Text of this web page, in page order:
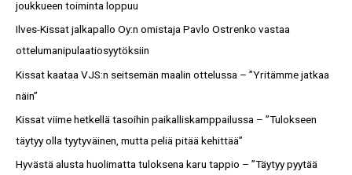
joukkueen toiminta loppuu
Ilves-Kissat jalkapallo Oy:n omistaja Pavlo Ostrenko vastaa
ottelumanipulaatiosyytöksiin
Kissat kaataa VJS:n seitsemän maalin ottelussa – ”Yritämme jatkaa
näin”
Kissat viime hetkellä tasoihin paikalliskamppailussa – ”Tulokseen
täytyy olla tyytyväinen, mutta peliä pitää kehittää”
Hyvästä alusta huolimatta tuloksena karu tappio – ”Täytyy pyytää
o
t